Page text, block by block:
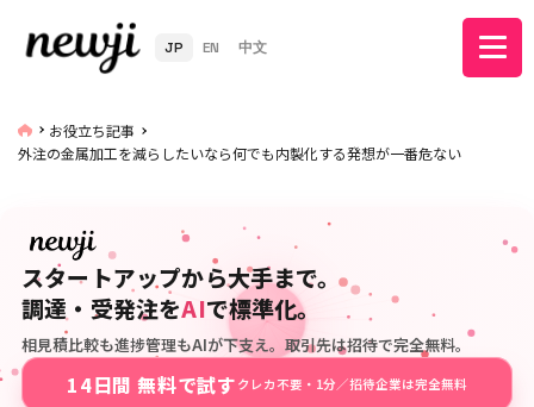
JP EN 中文
お役立ち記事
外注の金属加工を減らしたいなら何でも内製化する発想が一番危ない
スタートアップから大手まで。
調達・受発注をAIで標準化。
相見積比較も進捗管理もAIが下支え。取引先は招待で完全無料。
14日間 無料で試す クレカ不要・1分／招待企業は完全無料